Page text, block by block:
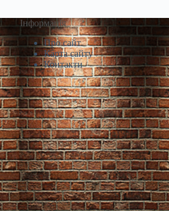
Інформація
Про сайт
Карта сайту
Контакти